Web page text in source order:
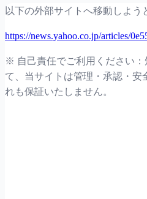
以下の外部サイトへ移動しよう
https://news.yahoo.co.jp/articles/
※ 自己責任でご利用ください
て、当サイトは管理・承認・
れも保証いたしません。